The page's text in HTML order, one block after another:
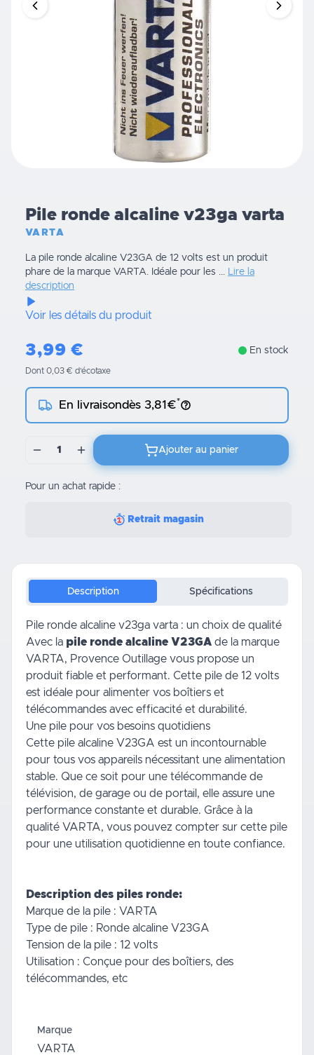
Pile ronde alcaline v23ga varta
VARTA
La pile ronde alcaline V23GA de 12 volts est un produit
phare de la marque VARTA. Idéale pour les ... Lire la
description
Voir les détails du produit
3,99 € En stock
Dont 0,03 € d’écotaxe
En livraisondès 3,81€*
1 Ajouter au panier
Pour un achat rapide :
Retrait magasin
Description Spécifications
Pile ronde alcaline v23ga varta : un choix de qualité
Avec la pile ronde alcaline V23GA de la marque
VARTA, Provence Outillage vous propose un
produit fiable et performant. Cette pile de 12 volts
est idéale pour alimenter vos boîtiers et
télécommandes avec efficacité et durabilité.
Une pile pour vos besoins quotidiens
Cette pile alcaline V23GA est un incontournable
pour tous vos appareils nécessitant une alimentation
stable. Que ce soit pour une télécommande de
télévision, de garage ou de portail, elle assure une
performance constante et durable. Grâce à la
qualité VARTA, vous pouvez compter sur cette pile
pour une utilisation quotidienne en toute confiance.
Description des piles ronde:
Marque de la pile : VARTA
Type de pile : Ronde alcaline V23GA
Tension de la pile : 12 volts
Utilisation : Conçue pour des boîtiers, des
télécommandes, etc
Marque
VARTA